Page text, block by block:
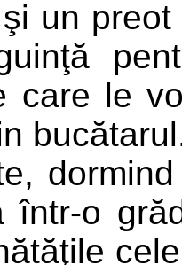
un
care le
într-o